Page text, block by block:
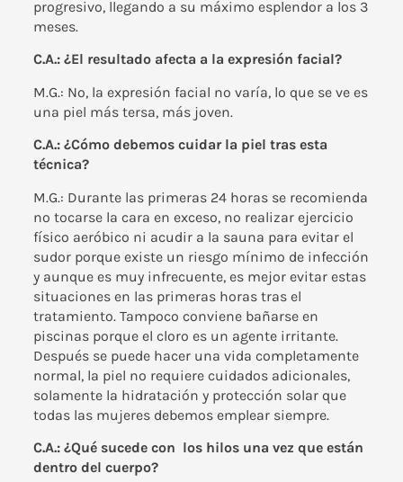
progresivo, llegando a su máximo esplendor a los 3
meses.
C.A.: ¿El resultado afecta a la expresión facial?
M.G.: No, la expresión facial no varía, lo que se ve es
una piel más tersa, más joven.
C.A.: ¿Cómo debemos cuidar la piel tras esta
técnica?
M.G.: Durante las primeras 24 horas se recomienda
no tocarse la cara en exceso, no realizar ejercicio
físico aeróbico ni acudir a la sauna para evitar el
sudor porque existe un riesgo mínimo de infección
y aunque es muy infrecuente, es mejor evitar estas
situaciones en las primeras horas tras el
tratamiento. Tampoco conviene bañarse en
piscinas porque el cloro es un agente irritante.
Después se puede hacer una vida completamente
normal, la piel no requiere cuidados adicionales,
solamente la hidratación y protección solar que
todas las mujeres debemos emplear siempre.
C.A.: ¿Qué sucede con los hilos una vez que están
dentro del cuerpo?